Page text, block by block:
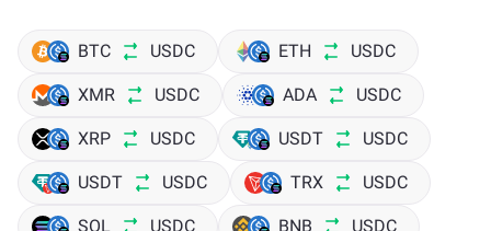
BTC USDC ETH USDC
XMR USDC ADA USDC
XRP USDC USDT USDC
USDT USDC TRX USDC
SOL USDC BNB USDC